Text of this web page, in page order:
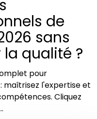
de
sans
qualité ?
pour
maîtrisez l'expertise et
Cliquez